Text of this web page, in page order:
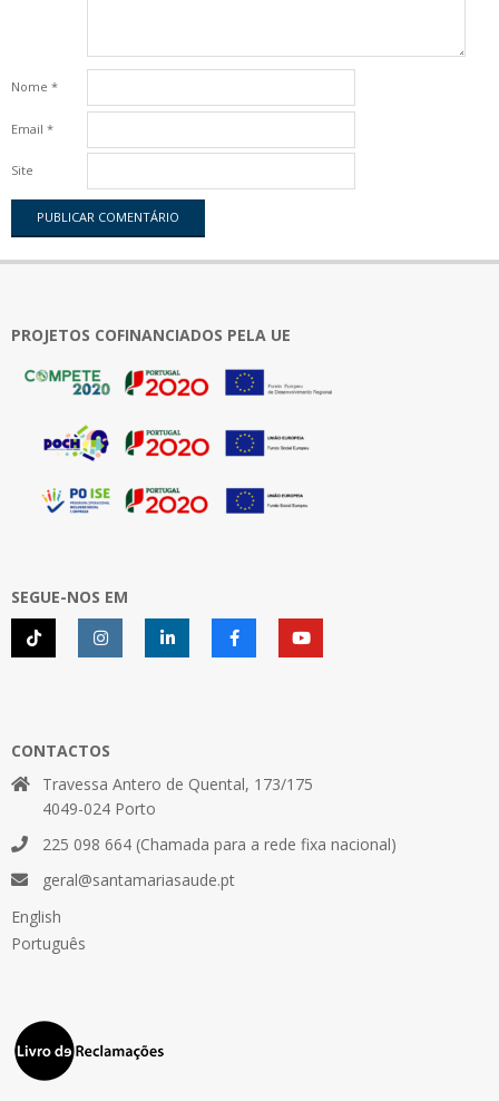
Nome *
Email *
Site
PROJETOS COFINANCIADOS PELA UE
SEGUE-NOS EM
CONTACTOS
Travessa Antero de Quental, 173/175
4049-024 Porto
225 098 664 (Chamada para a rede fixa nacional)
geral@santamariasaude.pt
English
Português